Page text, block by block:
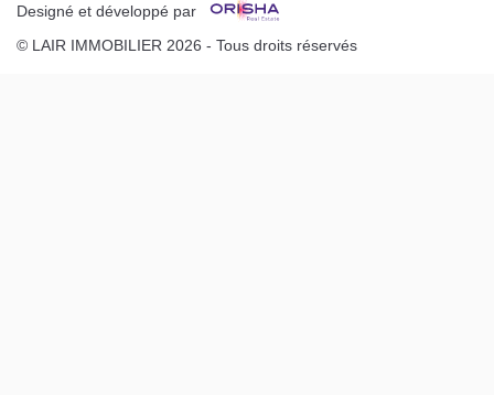
Designé et développé par
© LAIR IMMOBILIER 2026 - Tous droits réservés